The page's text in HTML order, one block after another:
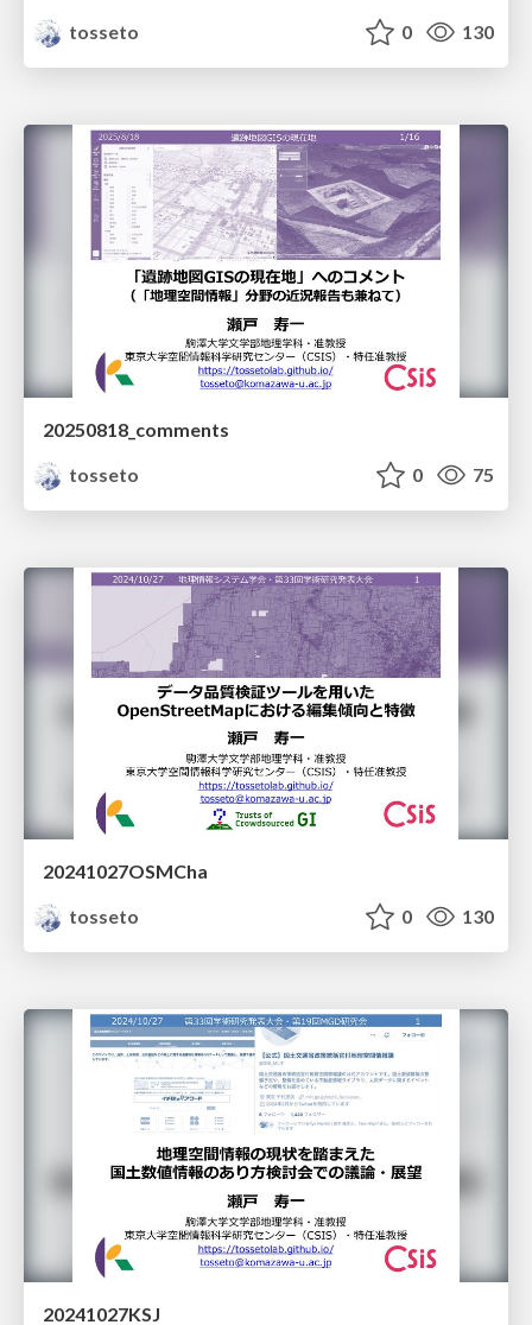
tosseto
0 130
20250818_comments
tosseto
0 75
20241027OSMCha
tosseto
0 130
20241027KSJ